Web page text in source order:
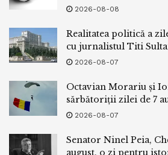
2026-08-08
Realitatea politică a
cu jurnalistul Titi
2026-08-07
Octavian Morariu și
sărbătoriții zilei de 7
2026-08-07
Senator Ninel Peia,